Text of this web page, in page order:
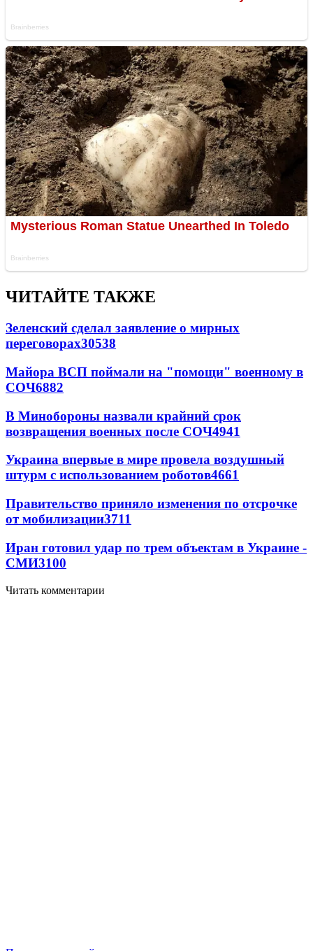
ЧИТАЙТЕ ТАКЖЕ
Зеленский сделал заявление о мирных
переговорах30538
Майора ВСП поймали на "помощи" военному в
СОЧ6882
В Минобороны назвали крайний срок
возвращения военных после СОЧ4941
Украина впервые в мире провела воздушный
штурм с использованием роботов4661
Правительство приняло изменения по отсрочке
от мобилизации3711
Иран готовил удар по трем объектам в Украине -
СМИ3100
Читать комментарии